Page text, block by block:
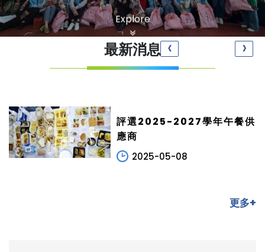
Explore
最新消息
評選2025-2027學年午餐供
應商
2025-05-08
‹ ›
更多+